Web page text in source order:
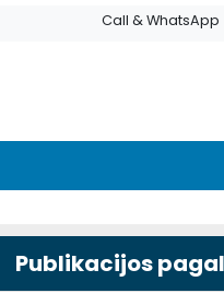
Call & WhatsApp
Publikacijos